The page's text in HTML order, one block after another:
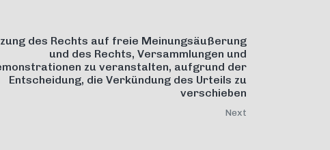
des Rechts auf freie Meinungsäußerung
und des Rechts, Versammlungen und
zu veranstalten, aufgrund der
Entscheidung, die Verkündung des Urteils zu
verschieben
Next